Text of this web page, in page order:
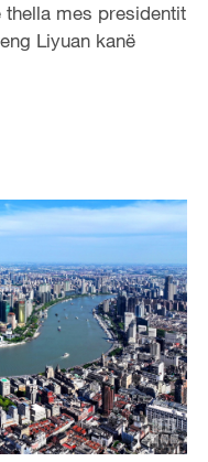
mes presidentit
Liyuan kanë